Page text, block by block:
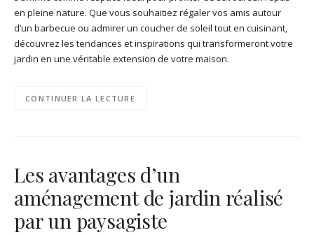
en pleine nature. Que vous souhaitiez régaler vos amis autour
d’un barbecue ou admirer un coucher de soleil tout en cuisinant,
découvrez les tendances et inspirations qui transformeront votre
jardin en une véritable extension de votre maison.
CONTINUER LA LECTURE
Les avantages d’un
aménagement de jardin réalisé
par un paysagiste